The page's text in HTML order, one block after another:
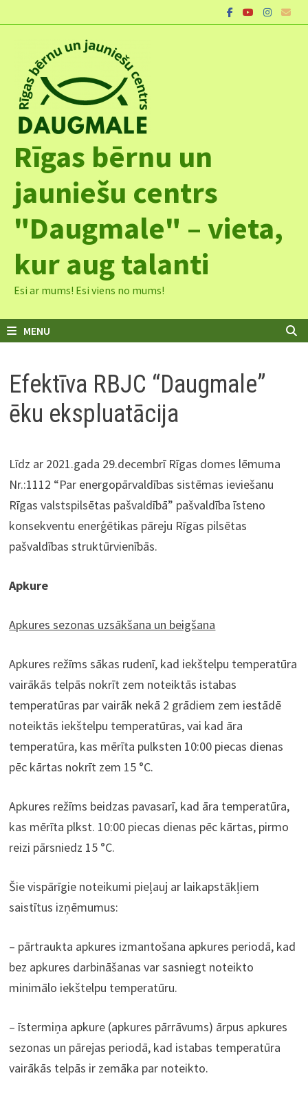
to
Rīgas bērnu un
jauniešu centrs
"Daugmale" – vieta,
kur aug talanti
Esi ar mums! Esi viens no mums!
MENU
Efektīva RBJC “Daugmale”
ēku ekspluatācija
Līdz ar 2021.gada 29.decembrī Rīgas domes lēmuma
Nr.:1112 “Par energopārvaldības sistēmas ieviešanu
Rīgas valstspilsētas pašvaldībā” pašvaldība īsteno
konsekventu enerģētikas pāreju Rīgas pilsētas
pašvaldības struktūrvienībās.
Apkure
Apkures sezonas uzsākšana un beigšana
Apkures režīms sākas rudenī, kad iekštelpu temperatūra
vairākās telpās nokrīt zem noteiktās istabas
temperatūras par vairāk nekā 2 grādiem zem iestādē
noteiktās iekštelpu temperatūras, vai kad āra
temperatūra, kas mērīta pulksten 10:00 piecas dienas
pēc kārtas nokrīt zem 15 °C.
Apkures režīms beidzas pavasarī, kad āra temperatūra,
kas mērīta plkst. 10:00 piecas dienas pēc kārtas, pirmo
reizi pārsniedz 15 °C.
Šie vispārīgie noteikumi pieļauj ar laikapstākļiem
saistītus izņēmumus:
– pārtraukta apkures izmantošana apkures periodā, kad
bez apkures darbināšanas var sasniegt noteikto
minimālo iekštelpu temperatūru.
– īstermiņa apkure (apkures pārrāvums) ārpus apkures
sezonas un pārejas periodā, kad istabas temperatūra
vairākās telpās ir zemāka par noteikto.